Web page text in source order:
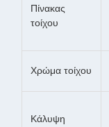
Πίνακας
τοίχου
Χρώμα τοίχου
Κάλυψη